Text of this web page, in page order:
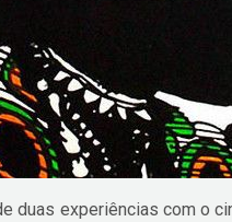
duas experiências com o